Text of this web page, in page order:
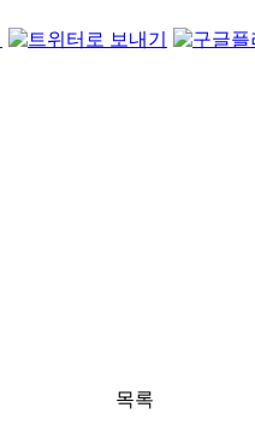
목록